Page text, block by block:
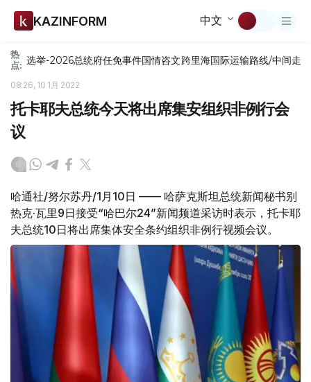
KAZINFORM 中文
热
点: 选举-2026总统府任免事件国情咨文跨里海国际运输路线/中间走廊
08:26, 10 1月 2022
托卡耶夫总统今天将出席集安组织非例行会
议
哈通社/努尔苏丹/1月10日 —— 哈萨克斯坦总统新闻秘书别
热克·瓦里9日接受“哈巴尔24”新闻频道采访时表示，托卡耶
夫总统10日将出席集体安全条约组织非例行视频会议。